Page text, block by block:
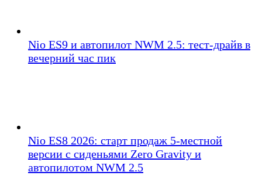
Nio ES9 и автопилот NWM 2.5: тест-драйв в
вечерний час пик
Nio ES8 2026: старт продаж 5-местной
версии с сиденьями Zero Gravity и
автопилотом NWM 2.5